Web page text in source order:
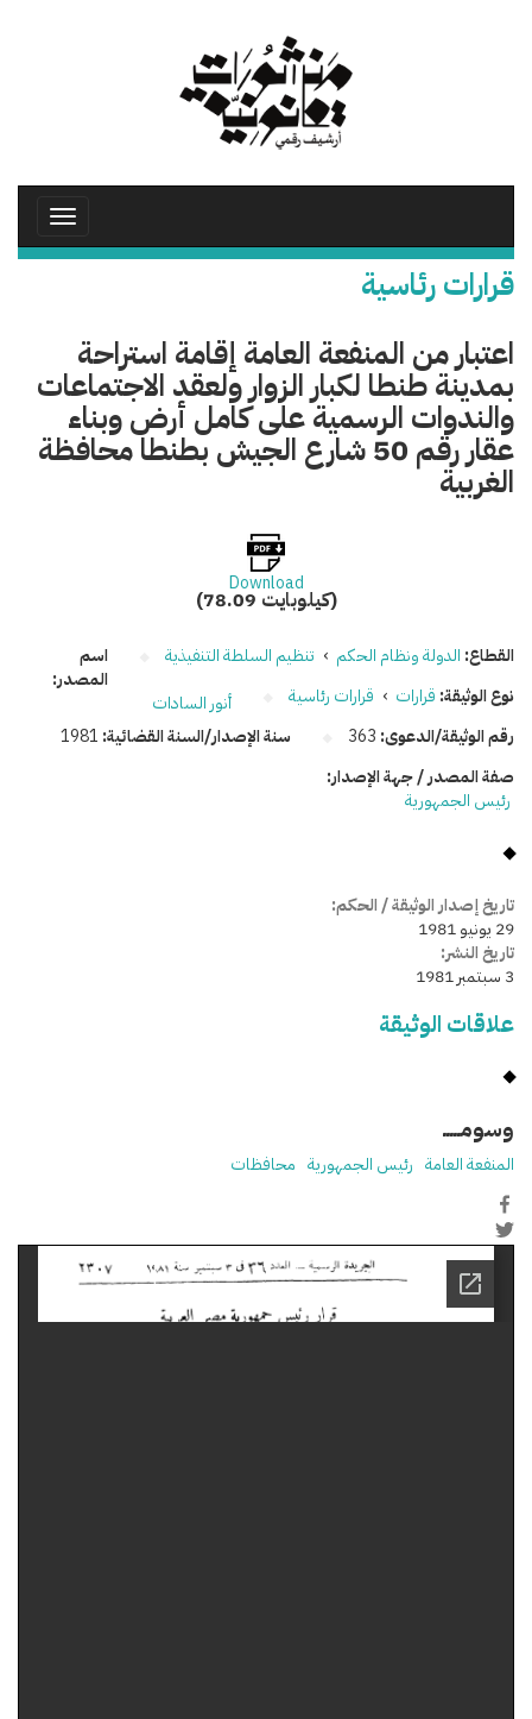
Toggle
قرارات رئاسية
اعتبار من المنفعة العامة إقامة استراحة
بمدينة طنطا لكبار الزوار ولعقد الاجتماعات
والندوات الرسمية على كامل أرض وبناء
عقار رقم 50 شارع الجيش بطنطا محافظة
الغربية
Download
(78.09 كيلوبايت)
القطاع: الدولة ونظام الحكم › تنظيم السلطة التنفيذية
نوع الوثيقة: قرارات › قرارات رئاسية
رقم الوثيقة/الدعوى: 363 سنة الإصدار/السنة القضائية: 1981
اسم
المصدر:
أنور السادات
صفة المصدر / جهة الإصدار:
رئيس الجمهورية
تاريخ إصدار الوثيقة / الحكم:
29 يونيو 1981
تاريخ النشر:
3 سبتمبر 1981
علاقات الوثيقة
وسومـــــ
المنفعة العامة رئيس الجمهورية محافظات